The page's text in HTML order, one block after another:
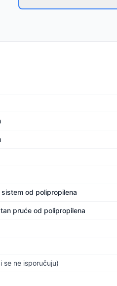
od polipropilena
pruće od polipropilena
se ne isporučuju)